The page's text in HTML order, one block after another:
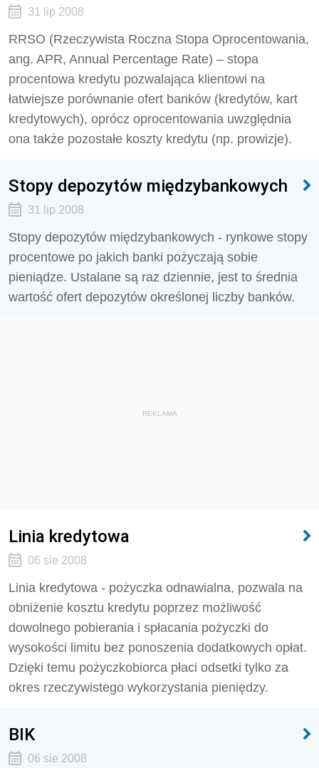
31 lip 2008
RRSO (Rzeczywista Roczna Stopa Oprocentowania,
ang. APR, Annual Percentage Rate) – stopa
procentowa kredytu pozwalająca klientowi na
łatwiejsze porównanie ofert banków (kredytów, kart
kredytowych), oprócz oprocentowania uwzględnia
ona także pozostałe koszty kredytu (np. prowizje).
Stopy depozytów międzybankowych
31 lip 2008
Stopy depozytów międzybankowych - rynkowe stopy
procentowe po jakich banki pożyczają sobie
pieniądze. Ustalane są raz dziennie, jest to średnia
wartość ofert depozytów określonej liczby banków.
REKLAMA
Linia kredytowa
06 sie 2008
Linia kredytowa - pożyczka odnawialna, pozwala na
obniżenie kosztu kredytu poprzez możliwość
dowolnego pobierania i spłacania pożyczki do
wysokości limitu bez ponoszenia dodatkowych opłat.
Dzięki temu pożyczkobiorca płaci odsetki tylko za
okres rzeczywistego wykorzystania pieniędzy.
BIK
06 sie 2008